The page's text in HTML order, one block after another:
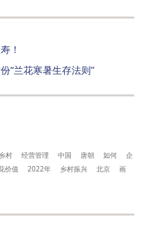
！
“兰花寒暑生存法则”
村 经营管理 中国 唐朝 如何
企
价值 2022年 乡村振兴 北京
画